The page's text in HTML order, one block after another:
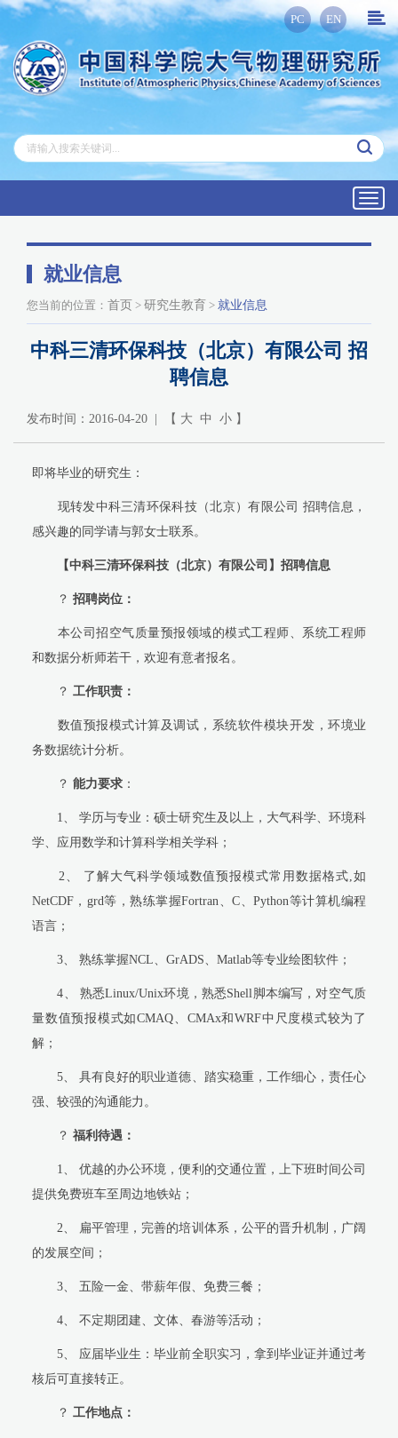
PC EN
就业信息
您当前的位置： 首页 > 研究生教育 > 就业信息
中科三清环保科技（北京）有限公司 招
聘信息
发布时间：2016-04-20 | 【 大 中 小 】
即将毕业的研究生：
现转发中科三清环保科技（北京）有限公司 招聘信息，
感兴趣的同学请与郭女士联系。
【中科三清环保科技（北京）有限公司】招聘信息
？ 招聘岗位：
本公司招空气质量预报领域的模式工程师、系统工程师
和数据分析师若干，欢迎有意者报名。
？ 工作职责：
数值预报模式计算及调试，系统软件模块开发，环境业
务数据统计分析。
？ 能力要求 ：
1、学历与专业：硕士研究生及以上，大气科学、环境科
学、应用数学和计算科学相关学科；
2、 了解大气科学领域数值预报模式常用数据格式 如
NetCDF ， grd等，熟练掌握Fortran 、C 、Python等计算机编程
语言；
3、 熟练掌握NCL GrADS Matlab等专业绘图软件；
4、 熟悉Linux/Unix环境，熟悉Shell 脚本编写，对空气质
量数值预报模式如CMAQ CMAx和 WRF中尺度模式较为了
解；
5、具有良好的职业道德、踏实稳重，工作细心，责任心
强、较强的沟通能力 。
？ 福利待遇：
1、优越的办公环境，便利的交通位置，上下班时间公司
提供免费班车至周边地铁站；
2、
扁平管理，完善的培训体系，公平的晋升机制，广阔
的发展空间；
3、 五险一金、带薪年假、免费三餐；
4、 不定期团建、文体、春游等活动；
5、 应届毕业生：毕业前全职实习，拿到毕业证并通过考
核后可直接转正 。
？ 工作地点：